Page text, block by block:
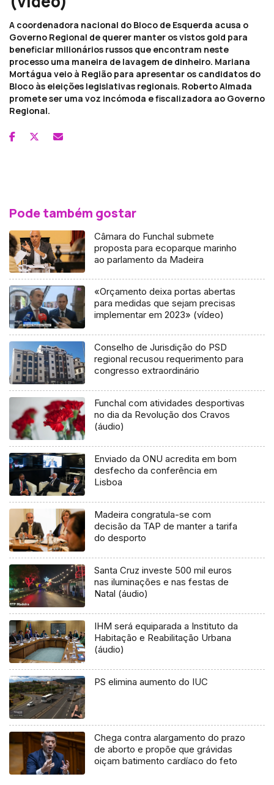
A coordenadora nacional do Bloco de Esquerda acusa o
Governo Regional de querer manter os vistos gold para
beneficiar milionários russos que encontram neste
processo uma maneira de lavagem de dinheiro. Mariana
Mortágua veio à Região para apresentar os candidatos do
Bloco às eleições legislativas regionais. Roberto Almada
promete ser uma voz incómoda e fiscalizadora ao Governo
Regional.
Pode também gostar
Câmara do Funchal submete
proposta para ecoparque marinho
ao parlamento da Madeira
«Orçamento deixa portas abertas
para medidas que sejam precisas
implementar em 2023» (vídeo)
Conselho de Jurisdição do PSD
regional recusou requerimento para
congresso extraordinário
Funchal com atividades desportivas
no dia da Revolução dos Cravos
(áudio)
Enviado da ONU acredita em bom
desfecho da conferência em
Lisboa
Madeira congratula-se com
decisão da TAP de manter a tarifa
do desporto
Santa Cruz investe 500 mil euros
nas iluminações e nas festas de
Natal (áudio)
IHM será equiparada a Instituto da
Habitação e Reabilitação Urbana
(áudio)
PS elimina aumento do IUC
Chega contra alargamento do prazo
de aborto e propõe que grávidas
oiçam batimento cardíaco do feto